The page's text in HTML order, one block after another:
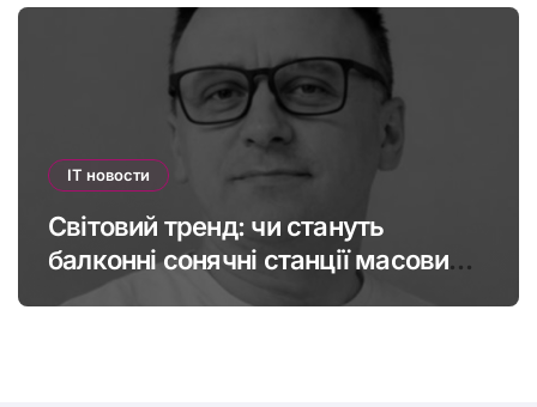
IT новости
Світовий тренд: чи стануть
балконні сонячні станції масовими
в Україні